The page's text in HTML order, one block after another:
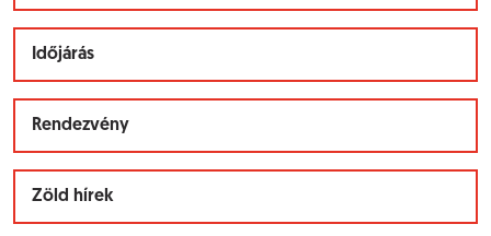
Időjárás
Rendezvény
Zöld hírek